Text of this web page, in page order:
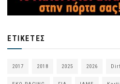
ΕΤΙΚΈΤΕΣ
2017 2018 2025 2026